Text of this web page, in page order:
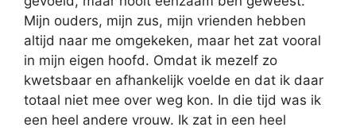
Mijn ouders, mijn zus, mijn vrienden hebben
altijd naar me omgekeken, maar het zat vooral
in mijn eigen hoofd. Omdat ik mezelf zo
kwetsbaar en afhankelijk voelde en dat ik daar
totaal niet mee over weg kon. In die tijd was ik
een heel andere vrouw. Ik zat in een heel